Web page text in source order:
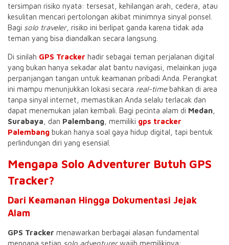
tersimpan risiko nyata: tersesat, kehilangan arah, cedera, atau
kesulitan mencari pertolongan akibat minimnya sinyal ponsel.
Bagi solo traveler, risiko ini berlipat ganda karena tidak ada
teman yang bisa diandalkan secara langsung.
Di sinilah GPS Tracker hadir sebagai teman perjalanan digital
yang bukan hanya sekadar alat bantu navigasi, melainkan juga
perpanjangan tangan untuk keamanan pribadi Anda. Perangkat
ini mampu menunjukkan lokasi secara real-timebahkan di area
tanpa sinyal internet, memastikan Anda selalu terlacak dan
dapat menemukan jalan kembali. Bagi pecinta alam di Medan
Surabaya , dan Palembang , memiliki gps tracker
Palembang bukan hanya soal gaya hidup digital, tapi bentuk
perlindungan diri yang esensial.
Mengapa Solo Adventurer Butuh GPS
Tracker?
Dari Keamanan Hingga Dokumentasi Jejak
Alam
GPS Tracker menawarkan berbagai alasan fundamental
mengapa setiap solo adventurerwajib memilikinya: